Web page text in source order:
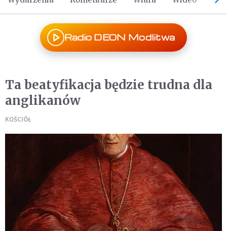
Radio DEON Modlitwa
Ta beatyfikacja będzie trudna dla
anglikanów
KOŚCIÓŁ